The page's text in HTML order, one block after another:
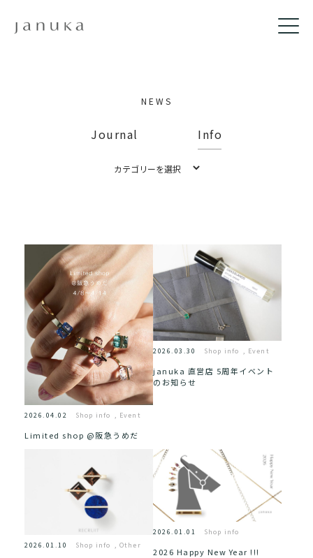
NEWS
Journal Info
2026.04.02 Shop info , Event
Limited shop @阪急うめだ
2026.03.30 Shop info , Event
januka 直営店 5周年イベント
のお知らせ
2026.01.10 Shop info , Other
2026.01.01 Shop info
2026 Happy New Year !!!